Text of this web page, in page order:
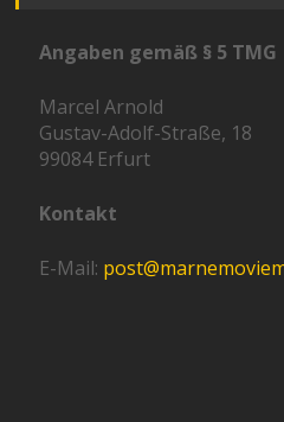
Angaben gemäß § 5 TMG
Marcel Arnold
Gustav-Adolf-Straße, 18
99084 Erfurt
Kontakt
E-Mail: